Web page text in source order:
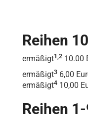
Reihen
ermäßigt1,2 10.00
ermäßigt3 6,00
ermäßigt4 10,00
Reihen